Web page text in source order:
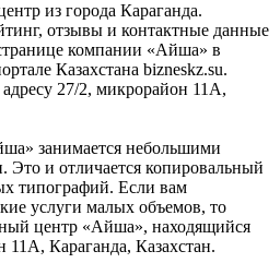
из города Караганда.
отзывы и контактные данные
компании «Айша» в
Казахстана bizneskz.su.
27/2, микрорайон 11А,
занимается небольшими
Это и отличается копировальный
типографий. Если вам
услуги малых объемов, то
центр «Айша», находящийся
11А, Караганда, Казахстан.